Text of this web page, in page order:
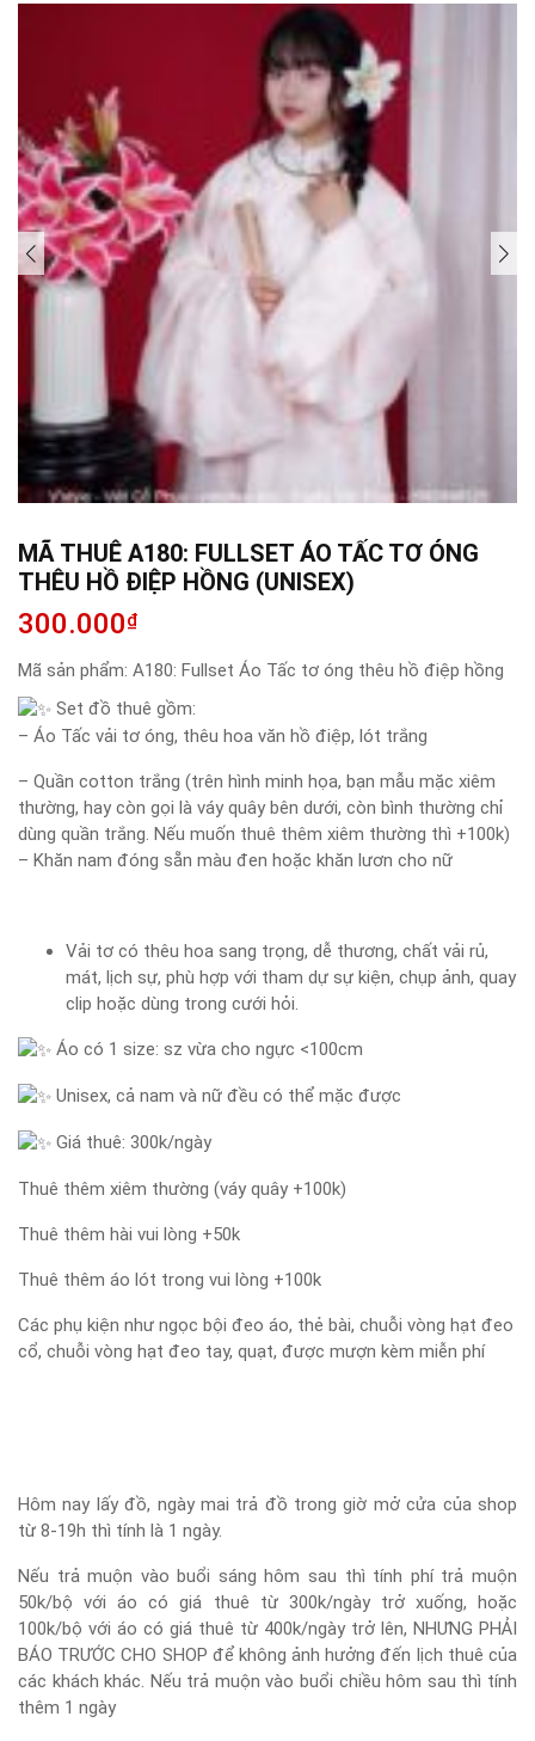
MÃ THUÊ A180: FULLSET ÁO TẤC TƠ ÓNG
THÊU HỒ ĐIỆP HỒNG (UNISEX)
300.000₫
Mã sản phẩm: A180: Fullset Áo Tấc tơ óng thêu hồ điệp hồng
Set đồ thuê gồm:
– Áo Tấc vải tơ óng, thêu hoa văn hồ điệp, lót trắng
– Quần cotton trắng (trên hình minh họa, bạn mẫu mặc xiêm
thường, hay còn gọi là váy quây bên dưới, còn bình thường chỉ
dùng quần trắng. Nếu muốn thuê thêm xiêm thường thì +100k)
– Khăn nam đóng sẵn màu đen hoặc khăn lươn cho nữ
Vải tơ có thêu hoa sang trọng, dễ thương, chất vải rủ,
mát, lịch sự, phù hợp với tham dự sự kiện, chụp ảnh, quay
clip hoặc dùng trong cưới hỏi.
Áo có 1 size: sz vừa cho ngực <100cm
Unisex, cả nam và nữ đều có thể mặc được
Giá thuê: 300k/ngày
Thuê thêm xiêm thường (váy quây +100k)
Thuê thêm hài vui lòng +50k
Thuê thêm áo lót trong vui lòng +100k
Các phụ kiện như ngọc bội đeo áo, thẻ bài, chuỗi vòng hạt đeo
cổ, chuỗi vòng hạt đeo tay, quạt, được mượn kèm miễn phí
Hôm nay lấy đồ, ngày mai trả đồ trong giờ mở cửa của shop
từ 8-19h thì tính là 1 ngày.
Nếu trả muộn vào buổi sáng hôm sau thì tính phí trả muộn
50k/bộ với áo có giá thuê từ 300k/ngày trở xuống, hoặc
100k/bộ với áo có giá thuê từ 400k/ngày trở lên, NHƯNG PHẢI
BÁO TRƯỚC CHO SHOP để không ảnh hưởng đến lịch thuê của
các khách khác. Nếu trả muộn vào buổi chiều hôm sau thì tính
thêm 1 ngày